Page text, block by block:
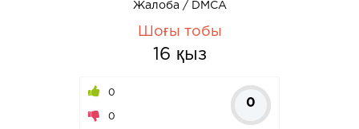
Жалоба / DMCA
Шоғы тобы
16 қыз
0
0
0